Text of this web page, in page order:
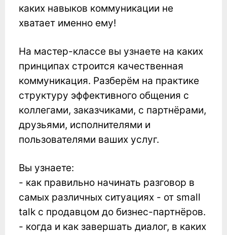
каких навыков коммуникации не
хватает именно ему!
На мастер-классе вы узнаете на каких
принципах строится качественная
коммуникация. Разберём на практике
структуру эффективного общения с
коллегами, заказчиками, с партнёрами,
друзьями, исполнителями и
пользователями ваших услуг.
Вы узнаете:
- как правильно начинать разговор в
самых различных ситуациях - от small
talk с продавцом до бизнес-партнёров.
- когда и как завершать диалог, в каких